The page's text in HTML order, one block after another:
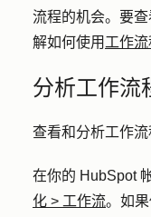
流程的机会。要
解如何使用 工作
分析工作流
查看和分析工作流
在你的 HubSpot
化 > 工作流。如